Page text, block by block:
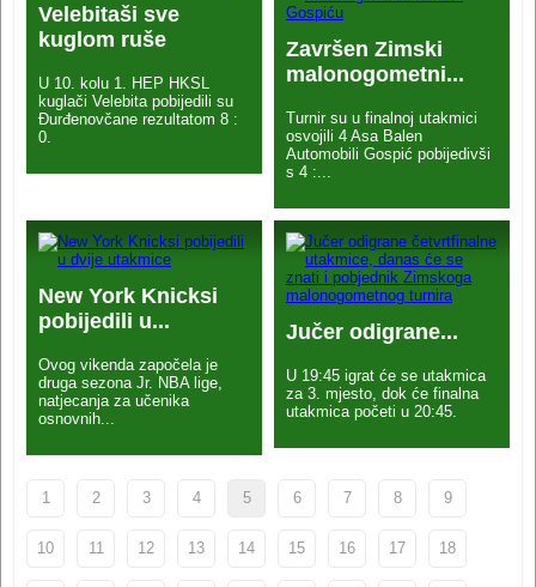
Velebitaši sve
kuglom ruše
U 10. kolu 1. HEP HKSL
kuglači Velebita pobijedili su
Đurđenovčane rezultatom 8 :
0.
Završen Zimski
malonogometni...
Turnir su u finalnoj utakmici
osvojili 4 Asa Balen
Automobili Gospić pobijedivši
s 4 :...
New York Knicksi
pobijedili u...
Ovog vikenda započela je
druga sezona Jr. NBA lige,
natjecanja za učenika
osnovnih...
Jučer odigrane...
U 19:45 igrat će se utakmica
za 3. mjesto, dok će finalna
utakmica početi u 20:45.
1 2 3 4 5 6 7 8 9
10 11 12 13 14 15 16 17 18